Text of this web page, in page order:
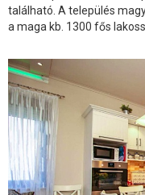
található. A település
a maga kb. 1300 fős